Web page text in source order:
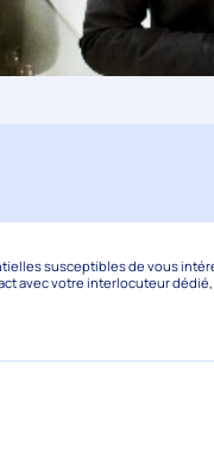
susceptibles de vous
avec votre interlocuteur